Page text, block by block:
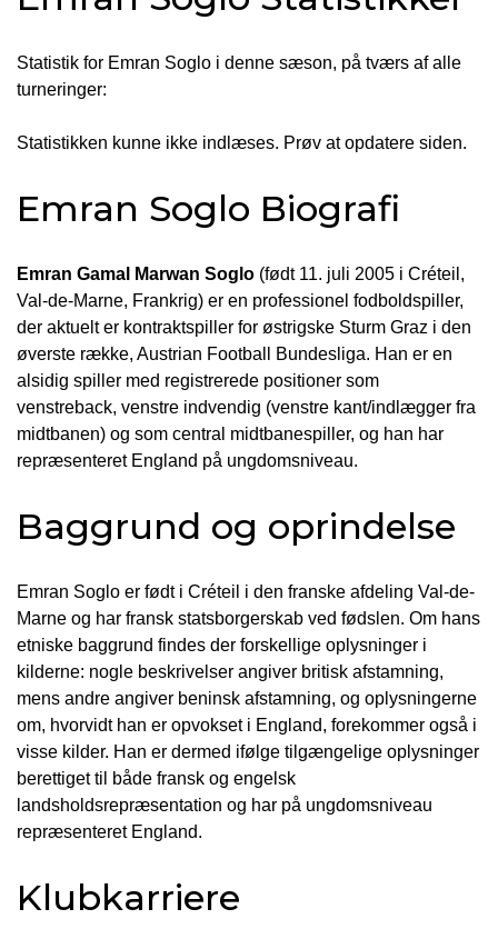
Statistik for Emran Soglo i denne sæson, på tværs af alle
turneringer:
Statistikken kunne ikke indlæses. Prøv at opdatere siden.
Emran Soglo Biografi
Emran Gamal Marwan Soglo (født 11. juli 2005 i Créteil,
Val-de-Marne, Frankrig) er en professionel fodboldspiller,
der aktuelt er kontraktspiller for østrigske Sturm Graz i den
øverste række, Austrian Football Bundesliga. Han er en
alsidig spiller med registrerede positioner som
venstreback, venstre indvendig (venstre kant/indlægger fra
midtbanen) og som central midtbanespiller, og han har
repræsenteret England på ungdomsniveau.
Baggrund og oprindelse
Emran Soglo er født i Créteil i den franske afdeling Val-de-
Marne og har fransk statsborgerskab ved fødslen. Om hans
etniske baggrund findes der forskellige oplysninger i
kilderne: nogle beskrivelser angiver britisk afstamning,
mens andre angiver beninsk afstamning, og oplysningerne
om, hvorvidt han er opvokset i England, forekommer også i
visse kilder. Han er dermed ifølge tilgængelige oplysninger
berettiget til både fransk og engelsk
landsholdsrepræsentation og har på ungdomsniveau
repræsenteret England.
Klubkarriere